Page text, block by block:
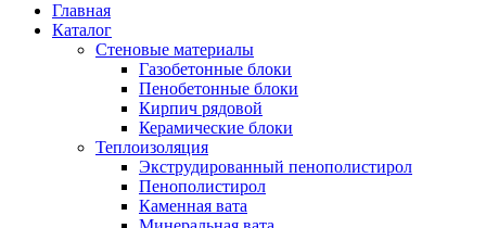
Главная
Каталог
Стеновые материалы
Газобетонные блоки
Пенобетонные блоки
Кирпич рядовой
Керамические блоки
Теплоизоляция
Экструдированный пенополистирол
Пенополистирол
Каменная вата